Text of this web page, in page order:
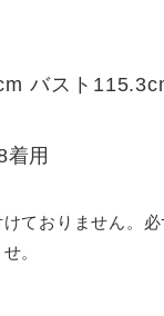
バスト
用
ておりません。
。